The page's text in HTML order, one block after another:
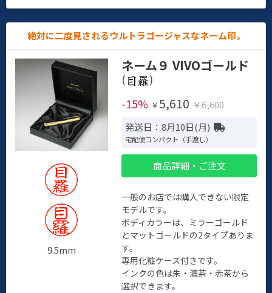
絶対に二度見されるウルトラゴージャスなネーム印。
9.5mm
ネーム９ VIVOゴールド
(
)
-15% ￥ 5,610 ￥6,600
発送日：8月10日(月)
宅配便コンパクト（手渡し）
商品詳細・ご注文
一般のお店では購入できない限定
モデルです。
ボディカラーは、ミラーゴールド
とマットゴールドの2タイプありま
す。
専用化粧ケース付きです。
インクの色は朱・濃茶・赤茶から
選択できます。